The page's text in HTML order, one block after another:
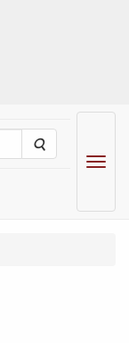
Zoeken
Menu